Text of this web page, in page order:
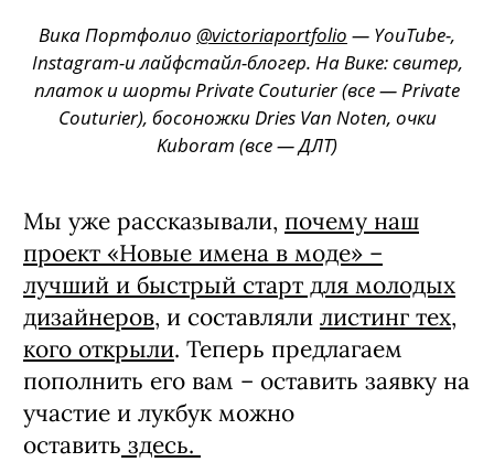
Вика Портфолио @victoriaportfolio — YouTube-,
Instagram-и лайфстайл-блогер. На Вике: свитер,
платок и шорты Private Couturier (все — Private
Couturier), босоножки Dries Van Noten, очки
Kuboram (все — ДЛТ)
Мы уже рассказывали, почему наш
проект «Новые имена в моде» –
лучший и быстрый старт для молодых
дизайнеров, и составляли листинг тех,
кого открыли. Теперь предлагаем
пополнить его вам – оставить заявку на
участие и лукбук можно
оставить здесь.